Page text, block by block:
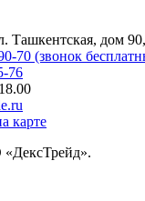
Ташкентская, дом
70 (звонок
76
карте